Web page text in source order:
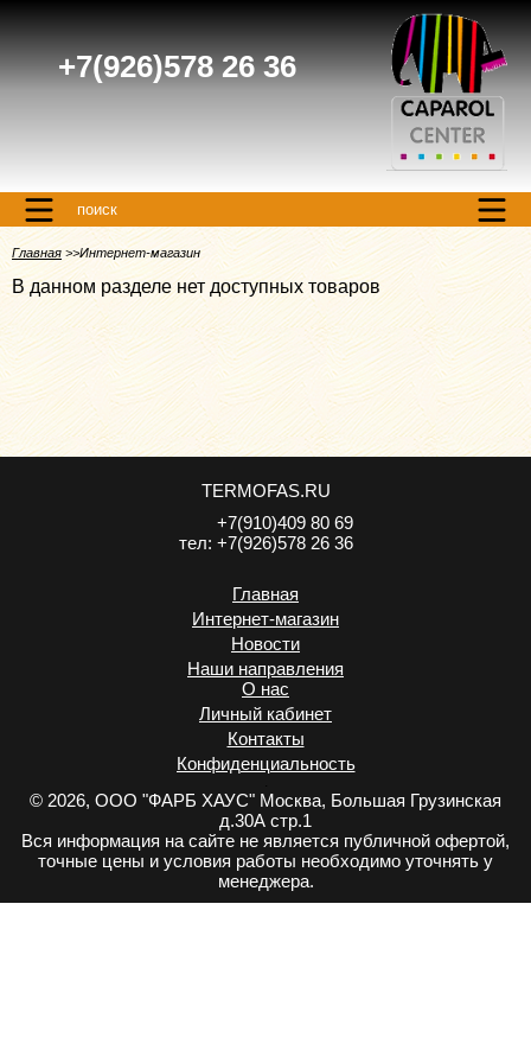
+7(926)578 26 36
поиск
Главная Интернет-магазин
В данном разделе нет доступных товаров
TERMOFAS.RU
тел:
+7(910)409 80 69
+7(926)578 26 36
Главная
Интернет-магазин
Новости
Наши направления
О нас
Личный кабинет
Контакты
Конфиденциальность
© 2026, ООО "ФАРБ ХАУС" Москва, Большая Грузинская
д.30А стр.1
Вся информация на сайте не является публичной офертой,
точные цены и условия работы необходимо уточнять у
менеджера.